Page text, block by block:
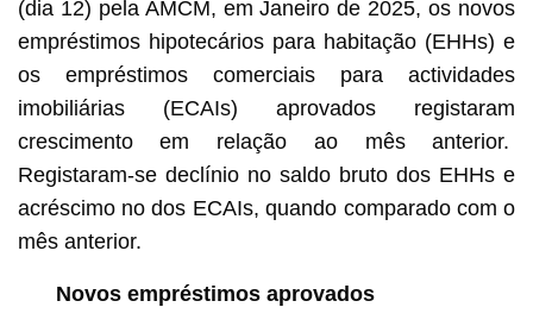
(dia 12) pela AMCM, em Janeiro de 2025, os novos
empréstimos hipotecários para habitação (EHHs) e
os empréstimos comerciais para actividades
imobiliárias (ECAIs) aprovados registaram
crescimento em relação ao mês anterior.
Registaram-se declínio no saldo bruto dos EHHs e
acréscimo no dos ECAIs, quando comparado com o
mês anterior.
Novos empréstimos aprovados